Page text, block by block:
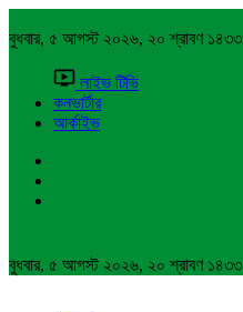
বুধবার, ৫ আগস্ট ২০২৬, ২০ শ্রাবণ ১৪৩৩
লাইভ টিভি
কনভার্টার
আর্কাইভ
বুধবার, ৫ আগস্ট ২০২৬, ২০ শ্রাবণ ১৪৩৩